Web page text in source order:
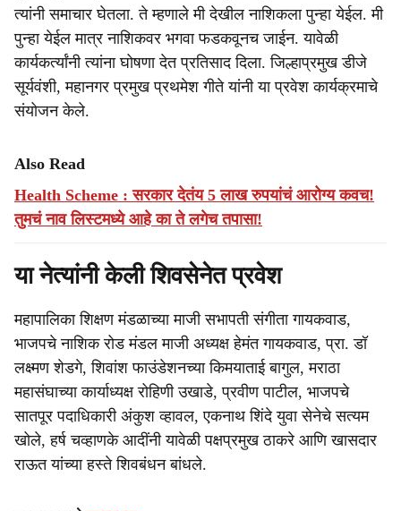
त्यांनी समाचार घेतला. ते म्हणाले मी देखील नाशिकला पुन्हा येईल. मी
पुन्हा येईल मात्र नाशिकवर भगवा फडकवूनच जाईन. यावेळी
कार्यकर्त्यांनी त्यांना घोषणा देत प्रतिसाद दिला. जिल्हाप्रमुख डीजे
सूर्यवंशी, महानगर प्रमुख प्रथमेश गीते यांनी या प्रवेश कार्यक्रमाचे
संयोजन केले.
Also Read
Health Scheme : सरकार देतंय 5 लाख रुपयांचं आरोग्य कवच!
तुमचं नाव लिस्टमध्ये आहे का ते लगेच तपासा!
या नेत्यांनी केली शिवसेनेत प्रवेश
महापालिका शिक्षण मंडळाच्या माजी सभापती संगीता गायकवाड,
भाजपचे नाशिक रोड मंडल माजी अध्यक्ष हेमंत गायकवाड, प्रा. डॉ
लक्ष्मण शेडगे, शिवांश फाउंडेशनच्या किमयाताई बागुल, मराठा
महासंघाच्या कार्याध्यक्ष रोहिणी उखाडे, प्रवीण पाटील, भाजपचे
सातपूर पदाधिकारी अंकुश व्हावल, एकनाथ शिंदे युवा सेनेचे सत्यम
खोले, हर्ष चव्हाणके आदींनी यावेळी पक्षप्रमुख ठाकरे आणि खासदार
राऊत यांच्या हस्ते शिवबंधन बांधले.